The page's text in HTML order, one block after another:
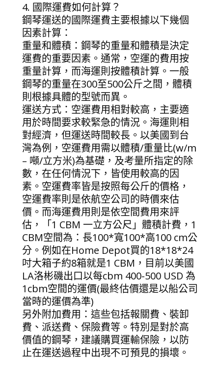
4. 國際運費如何計算？
鋼琴運送的國際運費主要根據以下幾個
因素計算：
重量和體積：鋼琴的重量和體積是決定
運費的重要因素。通常，空運的費用按
重量計算，而海運則按體積計算。一般
鋼琴的重量在300至500公斤之間，體積
則根據具體的型號而異。
運送方式：空運費用相對較高，主要適
用於時間要求較緊急的情況。海運則相
對經濟，但運送時間較長。以美國到台
灣為例，空運費用需以體積/重量比(w/m
– 噸/立方米)為基礎，及考量所指定的除
數，在任何情況下，皆使用較高的因
素。空運費率皆是按照每公斤的價格，
空運費率則是依航空公司的時價來估
價。而海運費用則是依空間費用來評
估，「1 CBM 一立方公尺」體積計費，1
CBM空間為：長100*寬100*高100 cm公
分。例如在Home Depot買的18*18*24
吋大箱子約8箱就是1 CBM，目前以美國
LA洛彬磯出口以每cbm 400-500 USD 為
1cbm空間的運價(最終估價還是以船公司
當時的運價為準)
另外附加費用：這些包括報關費、裝卸
費、派送費、保險費等。特別是對於高
價值的鋼琴，建議購買運輸保險，以防
止在運送過程中出現不可預見的損壞。